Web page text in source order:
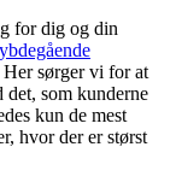
for dig og din
sørger vi for at
som kunderne
kun de mest
hvor der er størst